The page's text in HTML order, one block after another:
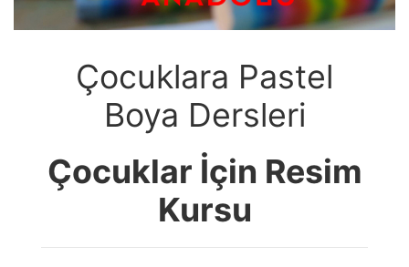
Çocuklara Pastel
Boya Dersleri
Çocuklar İçin Resim
Kursu